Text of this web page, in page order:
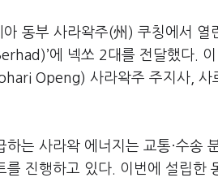
동부 사라왁주(州) 쿠칭에서 열
에 넥쏘 2대를 전달했다.
Openg) 사라왁주 주지사,
는 사라왁 에너지는 교통·수송
를 진행하고 있다. 이번에 설립한